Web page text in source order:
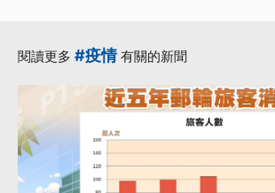
閱讀更多 #疫情有關的新聞